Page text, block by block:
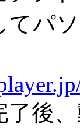
てパ
了後